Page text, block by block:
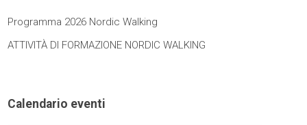
Programma 2026 Nordic Walking
ATTIVITÀ DI FORMAZIONE NORDIC WALKING
Calendario eventi